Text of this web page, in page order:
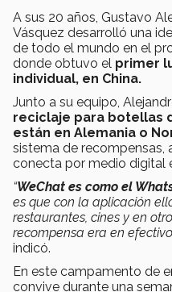
A sus 20 años, Gustavo
Vásquez desarrolló una
de todo el mundo en el
donde obtuvo el primer
individual, en China.
Junto a su equipo,
reciclaje para botellas
están en Alemania o
sistema de recompensas,
conecta por medio digital
“WeChat es como el
es que con la aplicación
restaurantes, cines y en
recompensa era en
indicó.
En este campamento de
convive durante una